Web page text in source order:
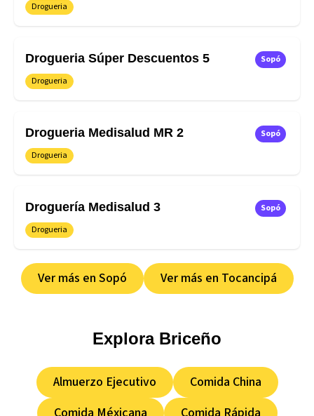
Drogueria
Drogueria Súper Descuentos 5
Sopó
Drogueria
Drogueria Medisalud MR 2
Sopó
Drogueria
Droguería Medisalud 3
Sopó
Drogueria
Ver más en Sopó Ver más en Tocancipá
Explora Briceño
Almuerzo Ejecutivo
Comida China